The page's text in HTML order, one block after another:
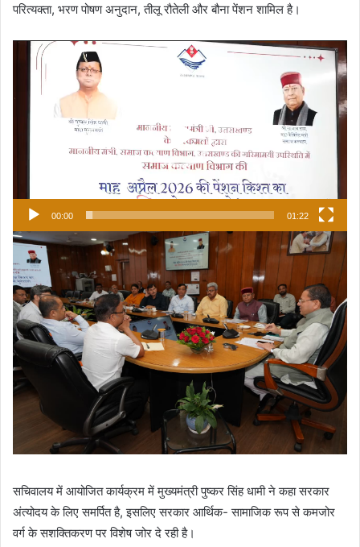
परित्यक्ता, भरण पोषण अनुदान, तीलू रौतेली और बौना पेंशन शामिल है।
Video
Player
00:00 01:22
सचिवालय में आयोजित कार्यक्रम में मुख्यमंत्री पुष्कर सिंह धामी ने कहा सरकार
अंत्योदय के लिए समर्पित है, इसलिए सरकार आर्थिक- सामाजिक रूप से कमजोर
वर्ग के सशक्तिकरण पर विशेष जोर दे रही है।